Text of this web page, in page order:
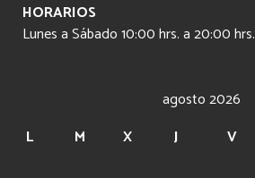
HORARIOS
Lunes a Sábado 10:00 hrs. a 20:00 hrs.
agosto 2026
L
M X J V